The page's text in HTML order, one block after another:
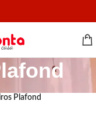
Plafond